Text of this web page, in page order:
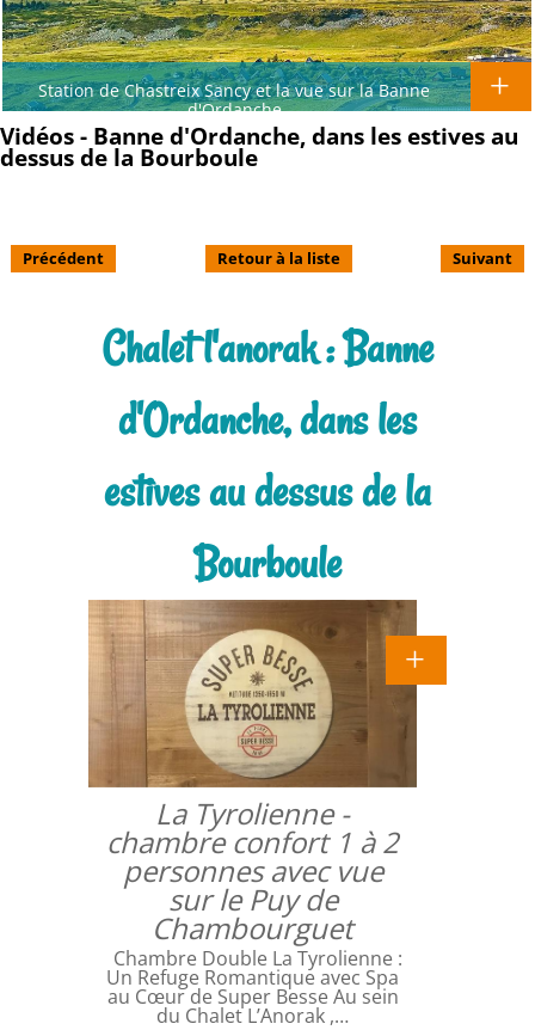
Station de Chastreix Sancy et la vue sur la Banne
d'Ordanche
Vidéos - Banne d'Ordanche, dans les estives au
dessus de la Bourboule
Précédent Retour à la liste Suivant
Chalet l'anorak : Banne
d'Ordanche, dans les
estives au dessus de la
Bourboule
La Tyrolienne -
chambre confort 1 à 2
personnes avec vue
sur le Puy de
Chambourguet
Chambre Double La Tyrolienne :
Un Refuge Romantique avec Spa
au Cœur de Super Besse Au sein
du Chalet L’Anorak ,…